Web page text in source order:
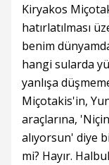
Kiryakos
hatırlatılması
benim
hangi sularda
yanlışa
Miçotakis'in,
araçlarına,
alıyorsun' diye
mi? Hayır.